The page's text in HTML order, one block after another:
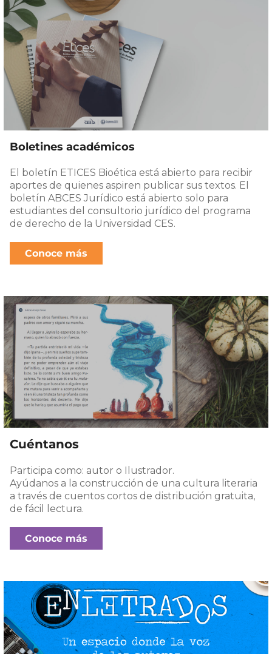
Boletines académicos
El boletín ETICES Bioética está abierto para recibir
aportes de quienes aspiren publicar sus textos. El
boletín ABCES Jurídico está abierto solo para
estudiantes del consultorio jurídico del programa
de derecho de la Universidad CES.
Conoce más
Cuéntanos
Participa como: autor o Ilustrador.
Ayúdanos a la construcción de una cultura literaria
a través de cuentos cortos de distribución gratuita,
de fácil lectura.
Conoce más